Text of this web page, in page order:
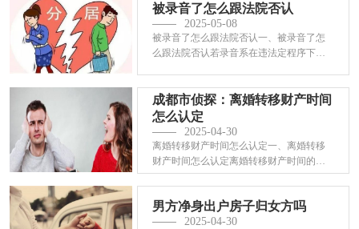
被录音了怎么跟法院否认
2025-05-08
被录音了怎么跟法院否认一、被录音了怎
么跟法院否认若录音系在违法定程序下获
成都市侦探：离婚转移财产时间
怎么认定
2025-04-30
离婚转移财产时间怎么认定一、离婚转移
财产时间怎么认定离婚转移财产时间的认
定较为关···
男方净身出户房子归女方吗
2025-04-30